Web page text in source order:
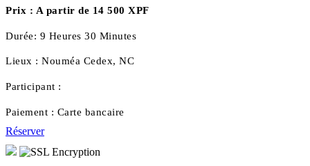
Prix : A partir de 14 500 XPF
Durée: 9 Heures 30 Minutes
Lieux : Nouméa Cedex, NC
Participant :
Paiement : Carte bancaire
Réserver